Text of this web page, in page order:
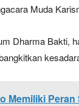
Muda
Dharma Bakti,
Memiliki